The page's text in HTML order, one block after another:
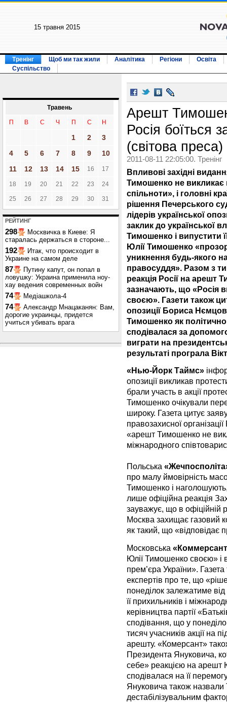
15 травня 2015
Тренінг Щоб ми так жили Аналітика Регіони
Освіта
Суспільство
Травень
П В С Ч П С Н
1 2
3
4
5 6 7 8 9
10
11
12 13 14 15 16 17
18 19 20 21 22 23 24
25 26 27 28 29 30 31
РЕЙТИНГ
298
Москвичка в Киеве: Я
старалась держаться в стороне...
192
Итак, что происходит в
Украине на самом деле
87
Путину капут, он попал в
ловушку: Украина применила ноу-
хау ведения современных войн
74 Медіашкола-4
74
Александр Мнацаканян: Вам,
дорогие украинцы, придется
учиться убивать врага
Арешт
Росія боїться
(світова преса)
2011-08-11 22:05:00. Тренінг
Впливові західні
Тимошенко не викликає
спільноти», і головні
рішення Печерського
лідерів української
заклик до української
Тимошенко і
Юлії Тимошенко
уникнення будь-якого
правосуддя». Разом з
реакція Росії на арешт
зазначають, що «Росія
своєю». Газети також
опозиції Бориса
Тимошенко як
сподівалася за
виграти на
результаті програла
«Нью-Йорк Таймс»
опозиції викликав
брали участь в акції
Тимошенко очікували
широку. Газета цитує
правозахисної
«арешт Тимошенко не
міжнародного
Польська
про малу ймовірність
Тимошенко і
лише офіційна реакція
зауважує, що в офіційній
Москва захищає газовий
як такий, що «відповідає
Московська
Юлії Тимошенко своєю» і
прем’єра України».
експертів про те, що
понеділок залежатиме від
її прихильників і
керівництва партії
сподівання, що у
тисяч учасників акції на
арешту. «Комерсант»
Президента Януковича,
себе» реакцією на арешт
сподівалася на її
Януковича також
дестабілізувальним